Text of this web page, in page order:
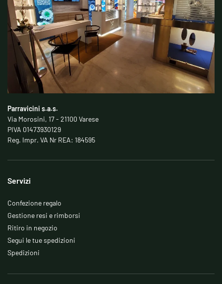
Parravicini s.a.s.
Via Morosini, 17 - 21100 Varese
PIVA 01473930129
Reg. Impr. VA Nr REA: 184595
Servizi
Confezione regalo
Gestione resi e rimborsi
Ritiro in negozio
Segui le tue spedizioni
Spedizioni